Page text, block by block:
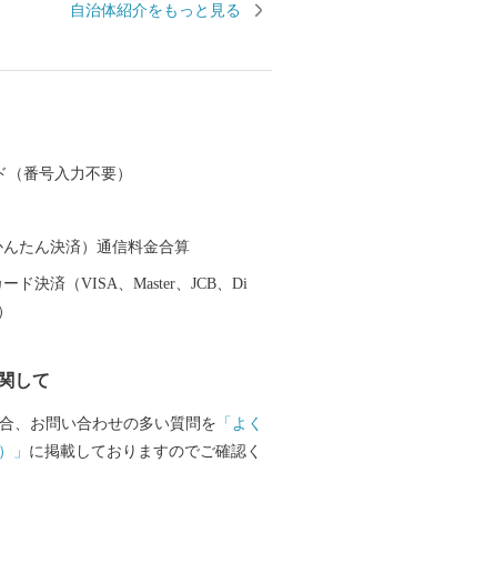
備等に活用する基金のほか、 全国でも
た。 敷地は甲子園球場の約3.5倍もの
アにあたる尼崎城址公園内に本丸の
整備されることとなり、 平成31年3
越えてついに尼崎城が蘇りました。
自治体紹介をもっと見る
（番号入力不要）
んたん決済）通信料金合算
ド決済（VISA、Master、JCB、Di
して
、お問い合わせの多い質問を 「よく
」 に掲載しておりますのでご確認く